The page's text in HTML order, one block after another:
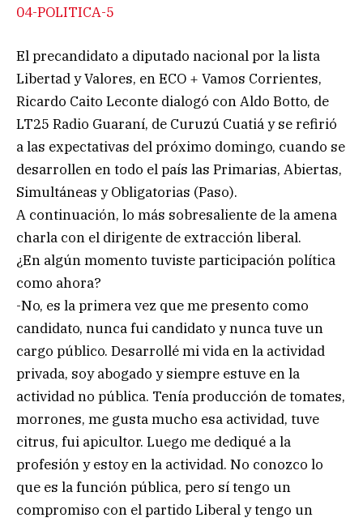
04-POLITICA-5
El precandidato a diputado nacional por la lista
Libertad y Valores, en ECO + Vamos Corrientes,
Ricardo Caito Leconte dialogó con Aldo Botto, de
LT25 Radio Guaraní, de Curuzú Cuatiá y se refirió
a las expectativas del próximo domingo, cuando se
desarrollen en todo el país las Primarias, Abiertas,
Simultáneas y Obligatorias (Paso).
A continuación, lo más sobresaliente de la amena
charla con el dirigente de extracción liberal.
¿En algún momento tuviste participación política
como ahora?
-No, es la primera vez que me presento como
candidato, nunca fui candidato y nunca tuve un
cargo público. Desarrollé mi vida en la actividad
privada, soy abogado y siempre estuve en la
actividad no pública. Tenía producción de tomates,
morrones, me gusta mucho esa actividad, tuve
citrus, fui apicultor. Luego me dediqué a la
profesión y estoy en la actividad. No conozco lo
que es la función pública, pero sí tengo un
compromiso con el partido Liberal y tengo un